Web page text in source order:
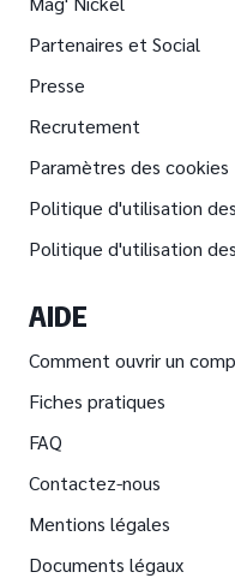
Partenaires et Social
Presse
Recrutement
Paramètres des cookies
Politique d'utilisation
Politique d'utilisation
AIDE
Comment ouvrir un
Fiches pratiques
FAQ
Contactez-nous
Mentions légales
Documents légaux